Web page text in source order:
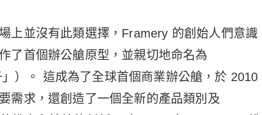
上並沒有此類選擇，Framery 的創始人們意識
了首個辦公艙原型，並親切地命名為
）。 這成為了全球首個商業辦公艙，於 2010
需求，還創造了一個全新的產品類別及